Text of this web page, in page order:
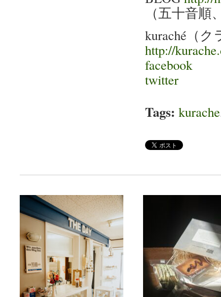
（五十音順
kuraché（
http://
facebook
twitter
Tags: kurache